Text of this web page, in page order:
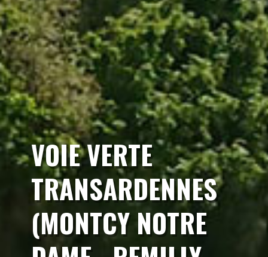
VOIE VERTE
TRANSARDENNES
(MONTCY NOTRE